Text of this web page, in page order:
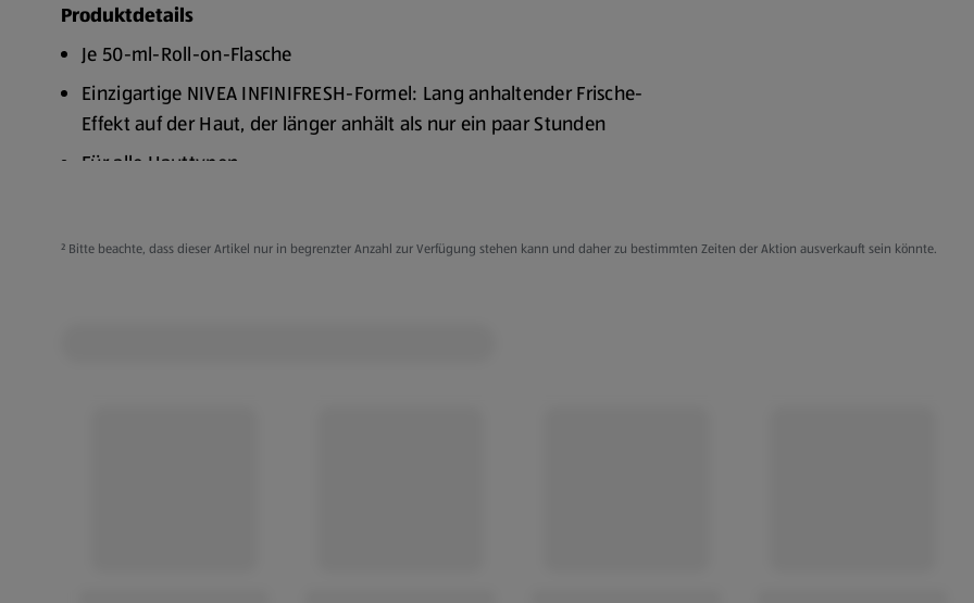
Produktdetails
Je 50-ml-Roll-on-Flasche
Einzigartige NIVEA INFINIFRESH-Formel: Lang anhaltender Frische-
Effekt auf der Haut, der länger anhält als nur ein paar Stunden
Für alle Hauttypen
Zuverlässiger 48h Deodorant-Schutz, der Ihre Haut pflegt
² Bitte beachte, dass dieser Artikel nur in begrenzter Anzahl zur Verfügung stehen kann und daher zu bestimmten Zeiten der Aktion ausverkauft sein könnte.